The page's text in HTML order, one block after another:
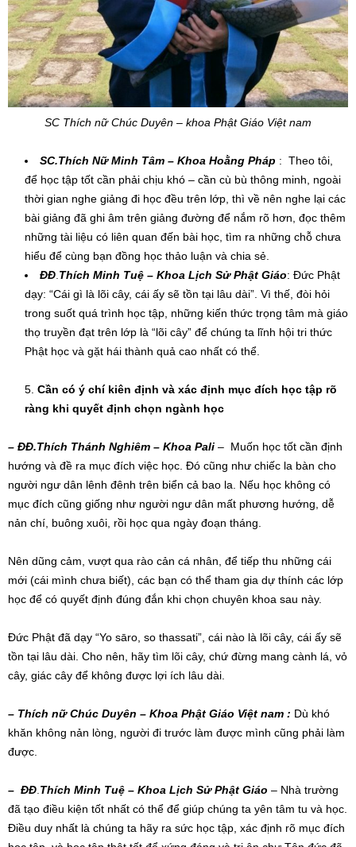
SC Thích nữ Chúc Duyên – khoa Phật Giáo Việt nam
SC.Thích Nữ Minh Tâm – Khoa Hoằng Pháp : Theo tôi,
để học tập tốt cần phải chịu khó – cần cù bù thông minh, ngoài
thời gian nghe giảng đi học đều trên lớp, thì về nên nghe lại các
bài giảng đã ghi âm trên giảng đường để nắm rõ hơn, đọc thêm
những tài liệu có liên quan đến bài học, tìm ra những chỗ chưa
hiểu để cùng bạn đồng học thảo luận và chia sẻ.
ĐĐ Thích Minh Tuệ – Khoa Lịch Sử Phật Giáo: Đức Phật
dạy: “Cái gì là lõi cây, cái ấy sẽ tồn tại lâu dài”. Vì thế, đòi hỏi
trong suốt quá trình học tập, những kiến thức trọng tâm mà giáo
thọ truyền đạt trên lớp là “lõi cây” để chúng ta lĩnh hội tri thức
Phật học và gặt hái thành quả cao nhất có thể.
Cần có ý chí kiên định và xác định mục đích học tập rõ
ràng khi quyết định chọn ngành học
– ĐĐ.Thích Thánh Nghiêm – Khoa Pali – Muốn học tốt cần định
hướng và đề ra mục đích việc học. Đó cũng như chiếc la bàn cho
người ngư dân lênh đênh trên biển cả bao la. Nếu học không có
mục đích cũng giống như người ngư dân mất phương hướng, dễ
nản chí, buông xuôi, rồi học qua ngày đoạn tháng.
Nên dũng cảm, vượt qua rào cản cá nhân, để tiếp thu những cái
mới (cái mình chưa biết), các bạn có thể tham gia dự thính các lớp
học để có quyết định đúng đắn khi chọn chuyên khoa sau này.
Đức Phật đã dạy “Yo sāro, so thassati”, cái nào là lõi cây, cái ấy sẽ
tồn tại lâu dài. Cho nên, hãy tìm lõi cây, chứ đừng mang cành lá, vỏ
cây, giác cây để không được lợi ích lâu dài.
– Thích nữ Chúc Duyên – Khoa Phật Giáo Việt nam : Dù khó
khăn không nản lòng, người đi trước làm được mình cũng phải làm
được.
– ĐĐ Thích Minh Tuệ – Khoa Lịch Sử Phật Giáo – Nhà trường
đã tạo điều kiện tốt nhất có thể để giúp chúng ta yên tâm tu và học.
Điều duy nhất là chúng ta hãy ra sức học tập, xác định rõ mục đích